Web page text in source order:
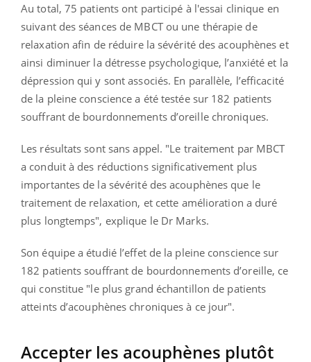
Au total, 75 patients ont participé à l'essai clinique en
suivant des séances de MBCT ou une thérapie de
relaxation afin de réduire la sévérité des acouphènes et
ainsi diminuer la détresse psychologique, l’anxiété et la
dépression qui y sont associés. En parallèle, l’efficacité
de la pleine conscience a été testée sur 182 patients
souffrant de bourdonnements d’oreille chroniques.
Les résultats sont sans appel. "Le traitement par MBCT
a conduit à des réductions significativement plus
importantes de la sévérité des acouphènes que le
traitement de relaxation, et cette amélioration a duré
plus longtemps", explique le Dr Marks.
Son équipe a étudié l’effet de la pleine conscience sur
182 patients souffrant de bourdonnements d’oreille, ce
qui constitue "le plus grand échantillon de patients
atteints d’acouphènes chroniques à ce jour".
Accepter les acouphènes plutôt